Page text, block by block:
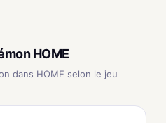
HOME
dans HOME selon le jeu